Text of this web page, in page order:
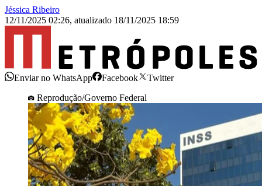
Jéssica Ribeiro
12/11/2025 02:26, atualizado 18/11/2025 18:59
Enviar no WhatsApp Facebook
Twitter
Reprodução/Governo Federal